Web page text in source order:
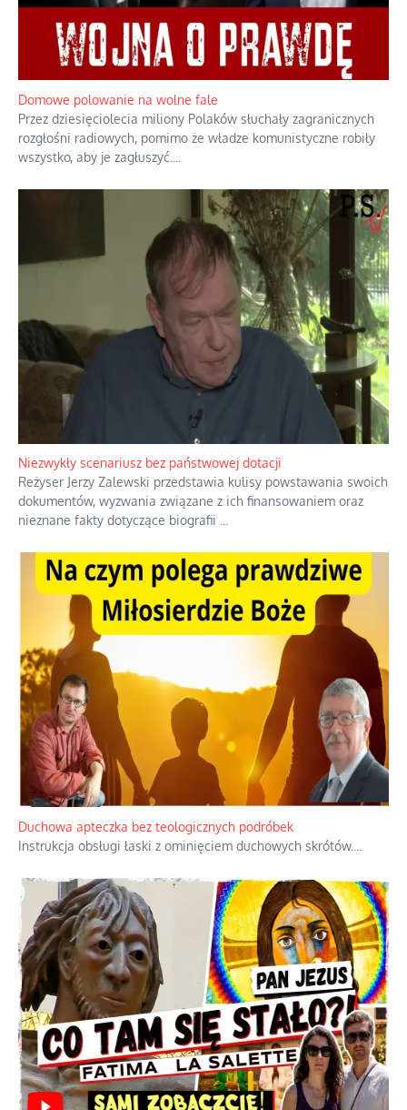
Domowe polowanie na wolne fale
Przez dziesięciolecia miliony Polaków słuchały zagranicznych
rozgłośni radiowych, pomimo że władze komunistyczne robiły
wszystko, aby je zagłuszyć.
Niezwykły scenariusz bez państwowej dotacji
Reżyser Jerzy Zalewski przedstawia kulisy powstawania swoich
dokumentów, wyzwania związane z ich finansowaniem oraz
nieznane fakty dotyczące biografii
Duchowa apteczka bez teologicznych podróbek
Instrukcja obsługi łaski z ominięciem duchowych skrótów.